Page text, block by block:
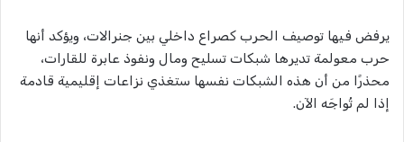
يرفض فيها توصيف الحرب كصراع داخلي بين جنرالات، ويؤكد أنها
حرب معولمة تديرها شبكات تسليح ومال ونفوذ عابرة للقارات،
محذرًا من أن هذه الشبكات نفسها ستغذي نزاعات إقليمية قادمة
إذا لم تُواجَه الآن.